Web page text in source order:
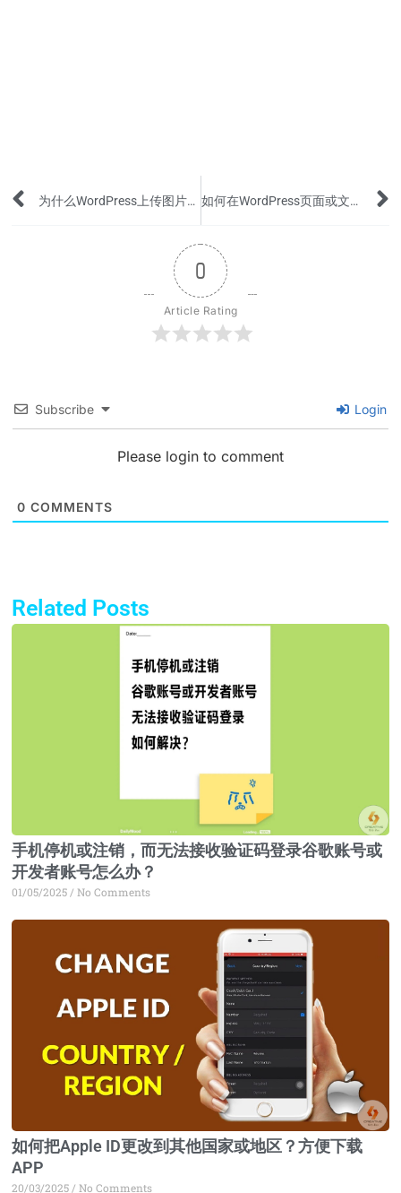
Prev 为什么WordPress上传图片会自动变成txt/xml格式？ 如何在WordPress页面或文本中插入竖直分隔线？
0
Article Rating
Subscribe Login
Please login to comment
0 COMMENTS
Related Posts
手机停机或注销，而无法接收验证码登录谷歌账号或
开发者账号怎么办？
01/05/2025 No Comments
如何把Apple ID更改到其他国家或地区？方便下载
APP
20/03/2025 No Comments
Page